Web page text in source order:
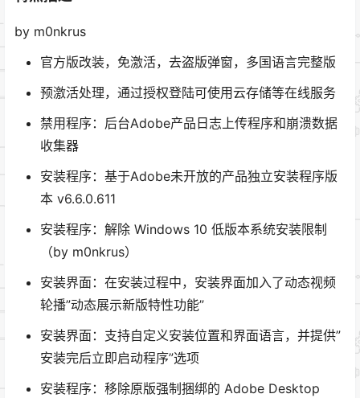
by m0nkrus
官方版改装，免激活，去盗版弹窗，多国语言完整版
预激活处理，通过授权登陆可使用云存储等在线服务
禁用程序：后台Adobe产品日志上传程序和崩溃数据
收集器
安装程序：基于Adob​​e未开放的产品独立安装程序版
本 v6.6.0.611
安装程序：解除 Windows 10 低版本系统安装限制
（by m0nkrus）
安装界面：在安装过程中，安装界面加入了动态视频
轮播”动态展示新版特性功能”
安装界面：支持自定义安装位置和界面语言，并提供”
安装完后立即启动程序”选项
安装程序：移除原版强制捆绑的 Adobe Desktop